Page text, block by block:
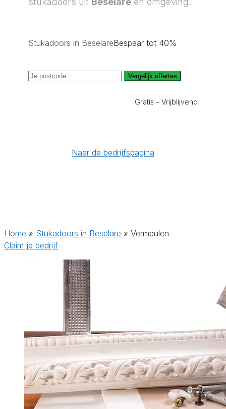
Stukadoors in BeselareBespaar tot 40%
Vergelijk offertes
Gratis – Vrijblijvend
Naar de bedrijfspagina
Home » Stukadoors in Beselare » Vermeulen
Claim je bedrijf